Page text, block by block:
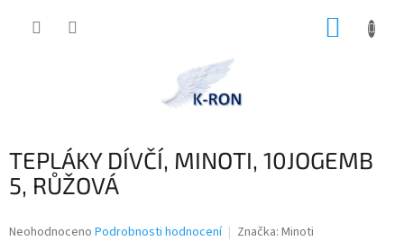
TEPLÁKY DÍVČÍ, MINOTI, 10JOGEMB
5, RŮŽOVÁ
Průměrné
Neohodnoceno Podrobnosti hodnocení Značka: Minoti